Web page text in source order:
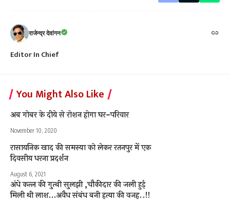
राजेन्द्र देवांगन
Editor In Chief
You Might Also Like
अब गोबर के दीये से रोशन होगा घर-परिवार
November 10, 2020
रासायनिक खाद की समस्या को लेकर रतनपुर में एक
दिवसीय धरना प्रदर्शन
August 6, 2021
अंधे कत्ल की गुत्थी सुलझी ,चौकीदार की जली हुई
मिली थी लाश…अवैध संबंध बनी हत्या की वजह..!!